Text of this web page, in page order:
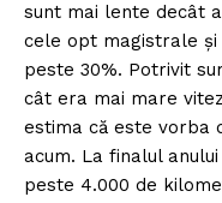
sunt mai lente decât
cele opt magistrale
peste 30%. Potrivit
cât era mai mare
estima că este vorba
acum. La finalul
peste 4.000 de